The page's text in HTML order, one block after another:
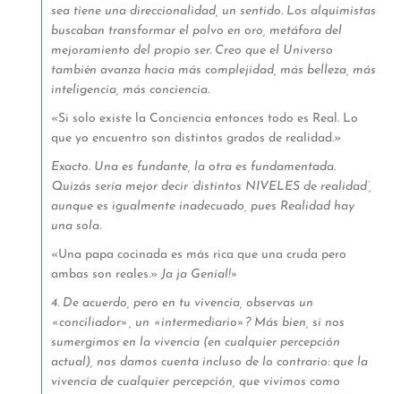
sea tiene una direccionalidad, un sentido. Los alquimistas
buscaban transformar el polvo en oro, metáfora del
mejoramiento del propio ser. Creo que el Universo
también avanza hacia más complejidad, más belleza, más
inteligencia, más conciencia.
«Si solo existe la Conciencia entonces todo es Real. Lo
que yo encuentro son distintos grados de realidad.»
Exacto. Una es fundante, la otra es fundamentada.
Quizás sería mejor decir ‘distintos NIVELES de realidad’,
aunque es igualmente inadecuado, pues Realidad hay
una sola.
«Una papa cocinada es más rica que una cruda pero
ambas son reales.» Ja ja Genial!»
4. De acuerdo, pero en tu vivencia, observas un
«conciliador», un «intermediario»? Más bien, si nos
sumergimos en la vivencia (en cualquier percepción
actual), nos damos cuenta incluso de lo contrario: que la
vivencia de cualquier percepción, que vivimos como